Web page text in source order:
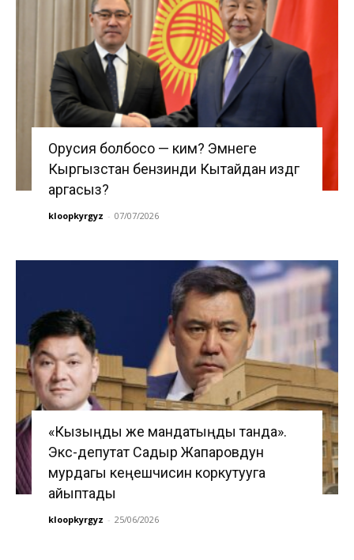
Орусия болбосо — ким? Эмнеге
Кыргызстан бензинди Кытайдан издөөгө
аргасыз?
kloopkyrgyz - 07/07/2026
«Кызыңды же мандатыңды танда».
Экс-депутат Садыр Жапаровдун
мурдагы кеңешчисин коркутууга
айыптады
kloopkyrgyz - 25/06/2026